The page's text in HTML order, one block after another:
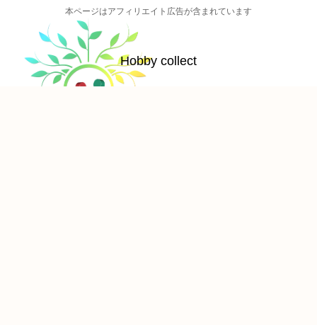
本ページはアフィリエイト広告が含まれています
Hobby collect